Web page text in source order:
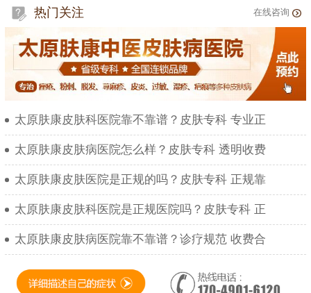
热门关注 在线咨询
太原肤康皮肤科医院靠不靠谱？皮肤专科 专业正
太原肤康皮肤病医院怎么样？皮肤专科 透明收费
太原肤康皮肤医院是正规的吗？皮肤专科 正规靠
太原肤康皮肤科医院是正规医院吗？皮肤专科 正
太原肤康皮肤病医院靠不靠谱？诊疗规范 收费合